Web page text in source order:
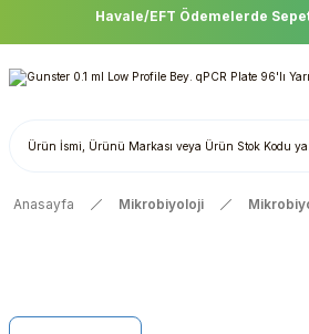
Havale/EFT Ödemelerde
Anasayfa Mikrobiyoloji